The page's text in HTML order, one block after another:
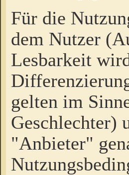
Für die
dem Nutzer
Lesbarkeit
gelten im
Geschlechter)
"Anbieter"